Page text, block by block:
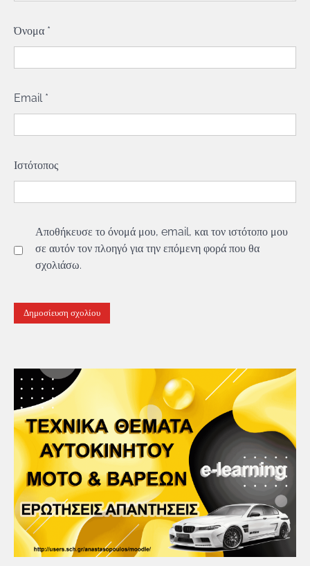
Όνομα *
Email *
Ιστότοπος
Αποθήκευσε το όνομά μου, email, και τον ιστότοπο μου
σε αυτόν τον πλοηγό για την επόμενη φορά που θα
σχολιάσω.